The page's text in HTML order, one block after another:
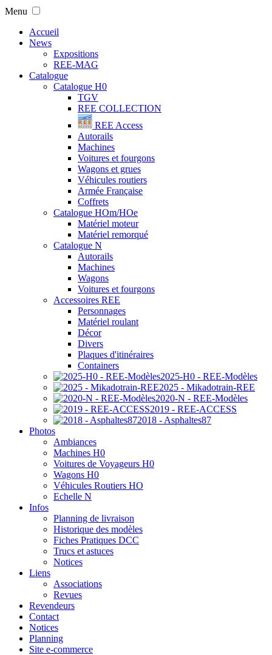
Menu
Accueil
News
Expositions
REE-MAG
Catalogue
Catalogue H0
TGV
REE COLLECTION
REE Access
Autorails
Machines
Voitures et fourgons
Wagons et grues
Véhicules routiers
Armée Française
Coffrets
Catalogue HOm/HOe
Matériel moteur
Matériel remorqué
Catalogue N
Autorails
Machines
Wagons
Voitures et fourgons
Accessoires REE
Personnages
Matériel roulant
Décor
Divers
Plaques d'itinéraires
Containers
2025-H0 - REE-Modèles
2025 - Mikadotrain-REE
2020-N - REE-Modèles
2019 - REE-ACCESS
2018 - Asphaltes87
Photos
Ambiances
Machines H0
Voitures de Voyageurs H0
Wagons H0
Véhicules Routiers HO
Echelle N
Infos
Planning de livraison
Historique des modèles
Fiches Pratiques DCC
Trucs et astuces
Notices
Liens
Associations
Revues
Revendeurs
Contact
Notices
Planning
Site e-commerce